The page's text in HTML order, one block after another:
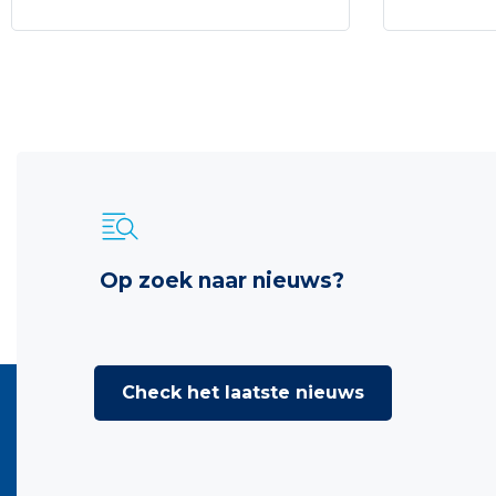
Op zoek naar nieuws?
Check het laatste nieuws